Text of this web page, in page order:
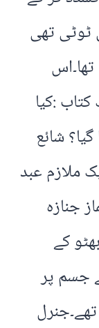
ٹوٹی تھی
:کیا
شائع
ملازم عبد
جنازہ
کے
جسم پر